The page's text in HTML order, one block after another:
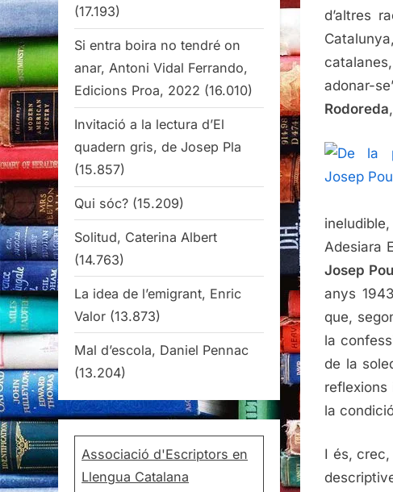
d’altres
adonar-
Rodoreda,
Adesiara
Josep
anys
que,
la
de la
reflexions
la
I és,
(17.193)
Si entra boira no tendré on
anar, Antoni Vidal Ferrando,
Edicions Proa, 2022 (16.010)
Invitació a la lectura d’El
quadern gris, de Josep Pla
(15.857)
Qui sóc? (15.209)
Solitud, Caterina Albert
(14.763)
La idea de l’emigrant, Enric
Valor (13.873)
Mal d’escola, Daniel Pennac
(13.204)
Associació d'Escriptors en
Llengua Catalana